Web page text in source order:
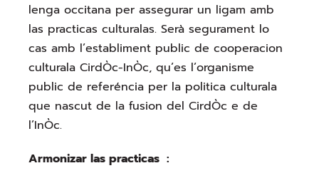
lenga occitana per assegurar un ligam amb
las practicas culturalas. Serà segurament lo
cas amb l’establiment public de cooperacion
culturala CirdÒc-InÒc, qu’es l’organisme
public de referéncia per la politica culturala
que nascut de la fusion del CirdÒc e de
l’InÒc.
Armonizar las practicas :